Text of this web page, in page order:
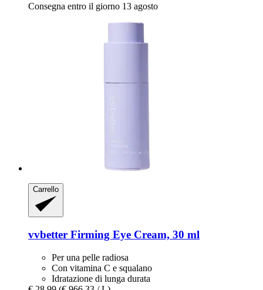
Consegna entro il giorno 13 agosto
Carrello
vvbetter Firming Eye Cream, 30 ml
Per una pelle radiosa
Con vitamina C e squalano
Idratazione di lunga durata